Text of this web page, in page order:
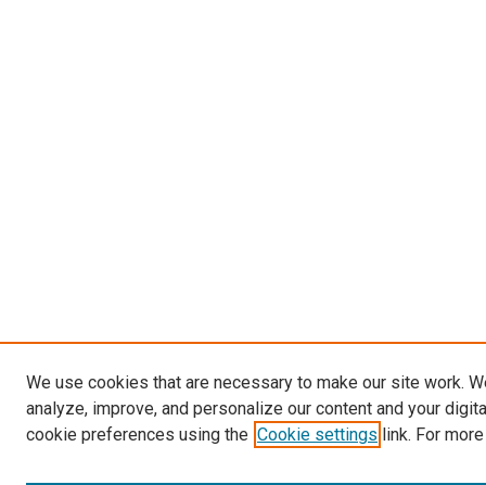
We use cookies that are necessary to make our site work.
analyze, improve, and personalize our content and your
cookie preferences using the Cookie settings link. For